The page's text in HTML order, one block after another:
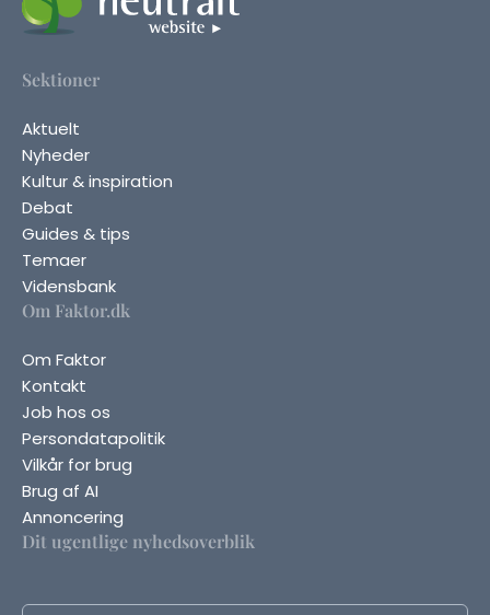
Sektioner
Aktuelt
Nyheder
Kultur & inspiration
Debat
Guides & tips
Temaer
Vidensbank
Om Faktor.dk
Om Faktor
Kontakt
Job hos os
Persondatapolitik
Vilkår for brug
Brug af AI
Annoncering
Dit ugentlige nyhedsoverblik